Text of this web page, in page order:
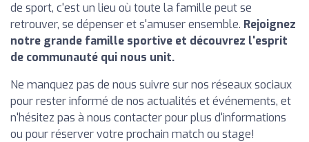
de sport, c'est un lieu où toute la famille peut se
retrouver, se dépenser et s'amuser ensemble. Rejoignez
notre grande famille sportive et découvrez l'esprit
de communauté qui nous unit.
Ne manquez pas de nous suivre sur nos réseaux sociaux
pour rester informé de nos actualités et événements, et
n'hésitez pas à nous contacter pour plus d'informations
ou pour réserver votre prochain match ou stage!